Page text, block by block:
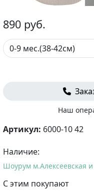
890 руб.
Наш
Артикул: 6000-10 42
Наличие:
Шоурум м.Алексеевская
С этим покупают